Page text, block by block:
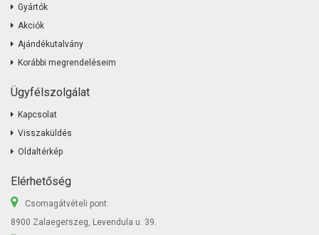
Gyártók
Akciók
Ajándékutalvány
Korábbi megrendeléseim
Ügyfélszolgálat
Kapcsolat
Visszaküldés
Oldaltérkép
Elérhetőség
Csomagátvételi pont:
8900 Zalaegerszeg, Levendula u. 39.